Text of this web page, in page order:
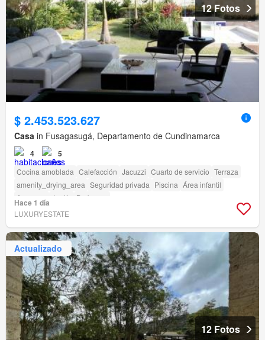
12 Fotos
$ 2.453.523.627
Casa in Fusagasugá, Departamento de Cundinamarca
4 5
Cocina amoblada Calefacción Jacuzzi Cuarto de servicio Terraza
amenity_drying_area Seguridad privada Piscina Área infantil
Ascensor
Jardín Barbecue
Hace 1 día
LUXURYESTATE
Actualizado
12 Fotos